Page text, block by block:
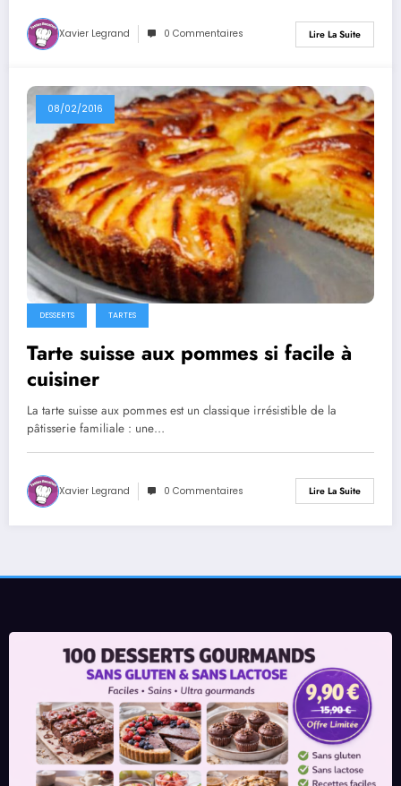
Xavier Legrand 0 Commentaires Lire La Suite
08/02/2016
DESSERTS TARTES
Tarte suisse aux pommes si facile à
cuisiner
La tarte suisse aux pommes est un classique irrésistible de la
pâtisserie familiale : une…
Xavier Legrand 0 Commentaires Lire La Suite